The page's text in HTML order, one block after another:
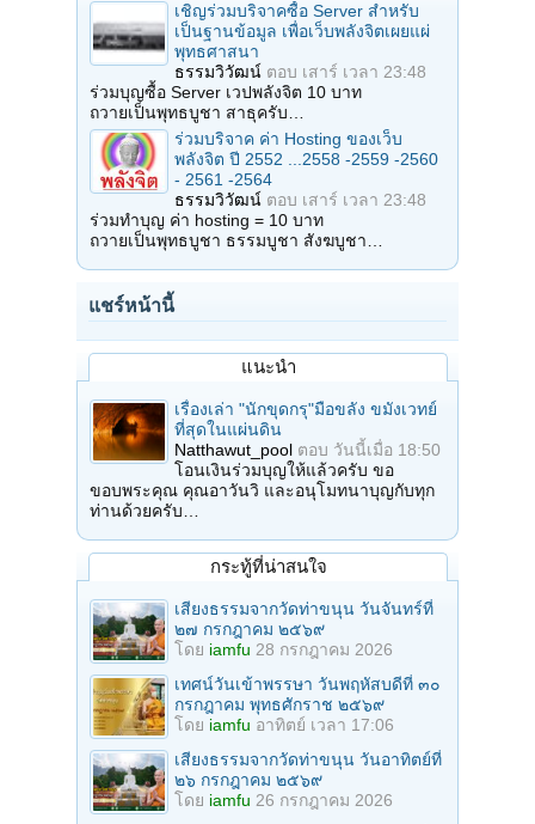
เชิญร่วมบริจาคซื้อ Server สำหรับ
เป็นฐานข้อมูล เพื่อเว็บพลังจิตเผยแผ่
พุทธศาสนา
ธรรมวิวัฒน์ ตอบ เสาร์ เวลา 23:48
ร่วมบุญซื้อ Server เวปพลังจิต 10 บาท
ถวายเป็นพุทธบูชา สาธุครับ…
ร่วมบริจาค ค่า Hosting ของเว็บ
พลังจิต ปี 2552 ...2558 -2559 -2560
- 2561 -2564
ธรรมวิวัฒน์ ตอบ เสาร์ เวลา 23:48
ร่วมทำบุญ ค่า hosting = 10 บาท
ถวายเป็นพุทธบูชา ธรรมบูชา สังฆบูชา…
แชร์หน้านี้
แนะนำ
เรื่องเล่า "นักขุดกรุ"มือขลัง ขมังเวทย์
ที่สุดในแผ่นดิน
Natthawut_pool ตอบ วันนี้เมื่อ 18:50
โอนเงินร่วมบุญให้แล้วครับ ขอ
ขอบพระคุณ คุณอาวันวิ และอนุโมทนาบุญกับทุก
ท่านด้วยครับ…
กระทู้ที่น่าสนใจ
เสียงธรรมจากวัดท่าขนุน วันจันทร์ที่
๒๗ กรกฎาคม ๒๕๖๙
โดย iamfu 28 กรกฎาคม 2026
เทศน์วันเข้าพรรษา วันพฤหัสบดีที่ ๓๐
กรกฎาคม พุทธศักราช ๒๕๖๙
โดย iamfu อาทิตย์ เวลา 17:06
เสียงธรรมจากวัดท่าขนุน วันอาทิตย์ที่
๒๖ กรกฎาคม ๒๕๖๙
โดย iamfu 26 กรกฎาคม 2026